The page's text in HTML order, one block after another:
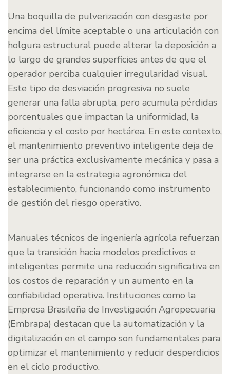
Una boquilla de pulverización con desgaste por
encima del límite aceptable o una articulación con
holgura estructural puede alterar la deposición a
lo largo de grandes superficies antes de que el
operador perciba cualquier irregularidad visual.
Este tipo de desviación progresiva no suele
generar una falla abrupta, pero acumula pérdidas
porcentuales que impactan la uniformidad, la
eficiencia y el costo por hectárea. En este contexto,
el mantenimiento preventivo inteligente deja de
ser una práctica exclusivamente mecánica y pasa a
integrarse en la estrategia agronómica del
establecimiento, funcionando como instrumento
de gestión del riesgo operativo.
Manuales técnicos de ingeniería agrícola refuerzan
que la transición hacia modelos predictivos e
inteligentes permite una reducción significativa en
los costos de reparación y un aumento en la
confiabilidad operativa. Instituciones como la
Empresa Brasileña de Investigación Agropecuaria
(Embrapa) destacan que la automatización y la
digitalización en el campo son fundamentales para
optimizar el mantenimiento y reducir desperdicios
en el ciclo productivo.